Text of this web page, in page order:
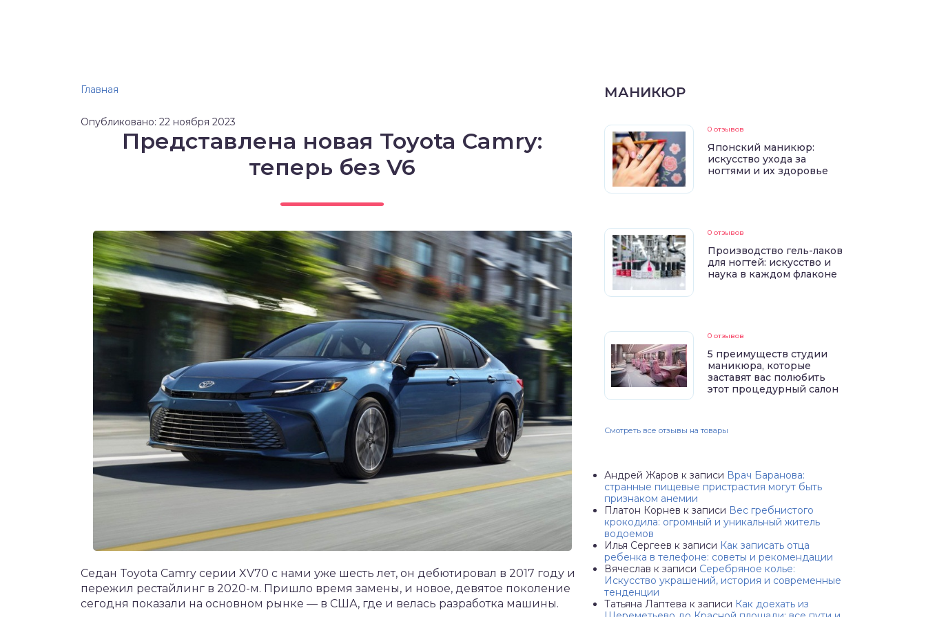
Главная
Опубликовано: 22 ноября 2023
Представлена новая Toyota Camry:
теперь без V6
Седан Toyota Camry серии XV70 с нами уже шесть лет, он дебютировал в 2017 году и
пережил рестайлинг в 2020-м. Пришло время замены, и новое, девятое поколение
сегодня показали на основном рынке — в США, где и велась разработка машины.
МАНИКЮР
0 отзывов
Японский маникюр:
искусство ухода за
ногтями и их здоровье
0 отзывов
Производство гель-лаков
для ногтей: искусство и
наука в каждом флаконе
0 отзывов
5 преимуществ студии
маникюра, которые
заставят вас полюбить
этот процедурный салон
Смотреть все отзывы на товары
Андрей Жаров к записи Врач Баранова:
странные пищевые пристрастия могут быть
признаком анемии
Платон Корнев к записи Вес гребнистого
крокодила: огромный и уникальный житель
водоемов
Илья Сергеев к записи Как записать отца
ребенка в телефоне: советы и рекомендации
Вячеслав к записи Серебряное колье:
Искусство украшений, история и современные
тенденции
Татьяна Лаптева к записи Как доехать из